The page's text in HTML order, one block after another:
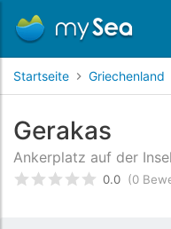
Startseite Griechenland
Gerakas
Ankerplatz auf der
bewertet0 /5
0.0 (0